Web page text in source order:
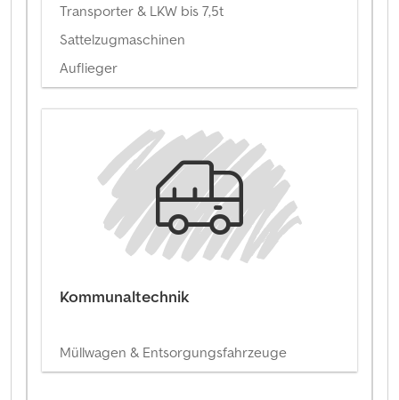
Transporter & LKW bis 7,5t
Sattelzugmaschinen
Auflieger
Kommunaltechnik
Müllwagen & Entsorgungsfahrzeuge